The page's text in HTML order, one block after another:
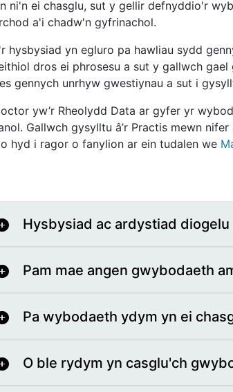
ni'n ei chasglu, sut y gellir defnyddio'r
a'i chadw'n gyfrinachol.
hysbysiad yn egluro pa hawliau sydd
dros ei phrosesu a sut y gallwch
gennych unrhyw gwestiynau a sut i
yw’r Rheolydd Data ar gyfer yr
Gallwch gysylltu â’r Practis mewn
hyd i ragor o fanylion ar ein tudalen we
Hysbysiad ac ardystiad diogelu
Pam mae angen gwybodaeth
Pa wybodaeth ydym yn ei
O ble rydym yn casglu'ch